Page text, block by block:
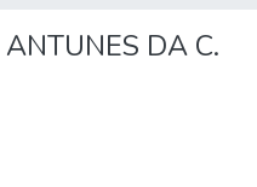
DA C.